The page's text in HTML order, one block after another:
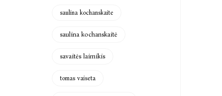
saulina kochanskaite
saulina kochanskaitė
savaitės laimikis
tomas vaiseta